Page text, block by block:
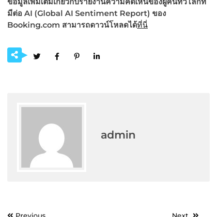
ข้อมูลเพิ่มเติมเกี่ยวกับรายงานความคิดเห็นของผู้คนทั่วโลกที่
มีต่อ AI (Global AI Sentiment Report) ของ
Booking.com สามารถดาวน์โหลดได้ที่นี่
admin